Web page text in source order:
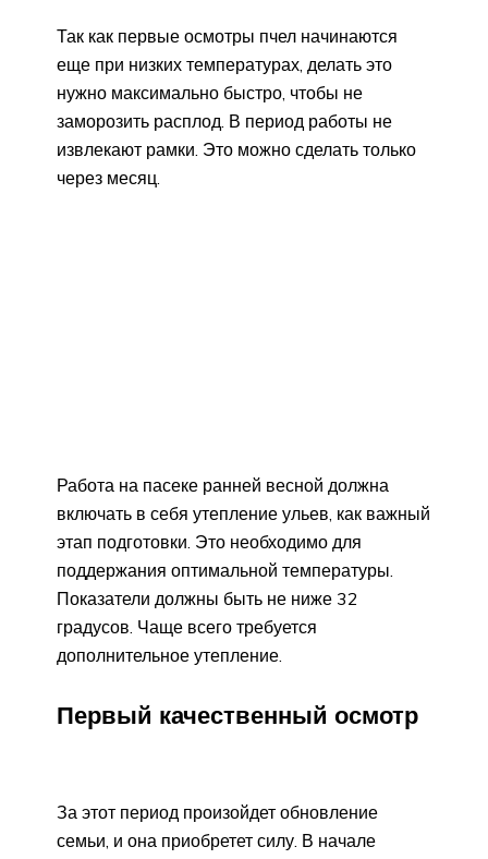
Так как первые осмотры пчел начинаются
еще при низких температурах, делать это
нужно максимально быстро, чтобы не
заморозить расплод. В период работы не
извлекают рамки. Это можно сделать только
через месяц.
Работа на пасеке ранней весной должна
включать в себя утепление ульев, как важный
этап подготовки. Это необходимо для
поддержания оптимальной температуры.
Показатели должны быть не ниже 32
градусов. Чаще всего требуется
дополнительное утепление.
Первый качественный осмотр
За этот период произойдет обновление
семьи, и она приобретет силу. В начале